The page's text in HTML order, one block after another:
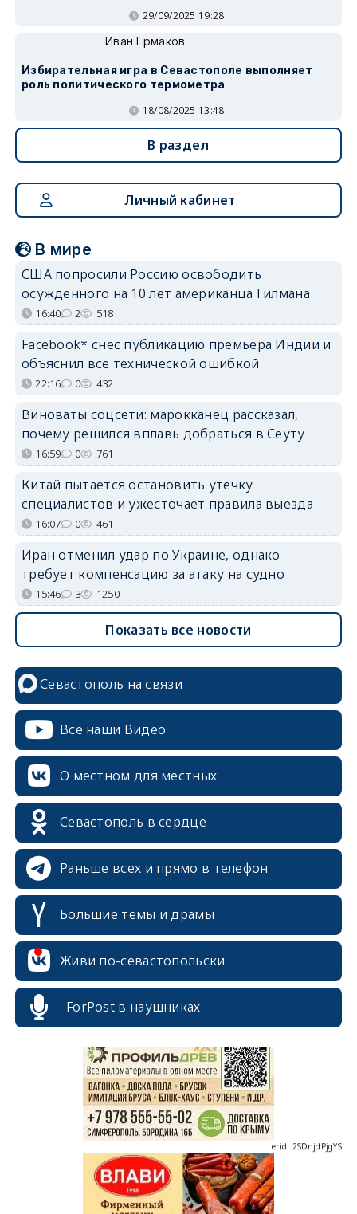
29/09/2025 19:28
Иван Ермаков
Избирательная игра в Севастополе выполняет
роль политического термометра
18/08/2025 13:48
В раздел
Личный кабинет
В мире
США попросили Россию освободить
осуждённого на 10 лет американца Гилмана
16:40 2 518
Facebook* снёс публикацию премьера Индии и
объяснил всё технической ошибкой
22:16 0 432
Виноваты соцсети: марокканец рассказал,
почему решился вплавь добраться в Сеуту
16:59 0 761
Китай пытается остановить утечку
специалистов и ужесточает правила выезда
16:07 0 461
Иран отменил удар по Украине, однако
требует компенсацию за атаку на судно
15:46 3 1250
Показать все новости
Севастополь на связи
Все наши Видео
О местном для местных
Севастополь в сердце
Раньше всех и прямо в телефон
Большие темы и драмы
Живи по-севастопольски
ForPost в наушниках
erid: 2SDnjcrDNw6